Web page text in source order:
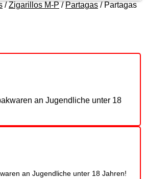
/Zigarillos M-P / Partagas / Partagas
an Jugendliche unter 18
an Jugendliche unter 18 Jahren!